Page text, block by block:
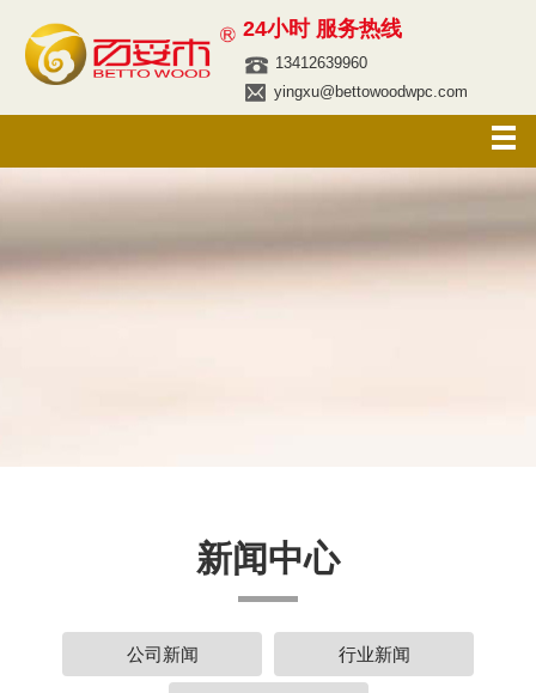
24小时 服务热线
13412639960
yingxu@bettowoodwpc.com
新闻中心
公司新闻 行业新闻